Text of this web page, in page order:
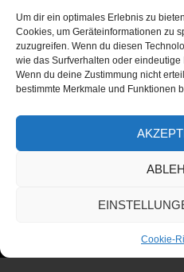
Um dir ein optimales Erlebnis zu
Cookies, um Geräteinformationen zu
zuzugreifen. Wenn du diesen
wie das Surfverhalten oder
Wenn du deine Zustimmung nicht
bestimmte Merkmale und Funktionen
Cookie-
weiter. Erfahre mehr in
unserer
Datenschutzerklärung.
Copyright © 2022 –